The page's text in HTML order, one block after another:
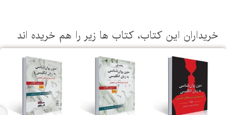
این كتاب، كتاب ها زیر را هم خریده اند